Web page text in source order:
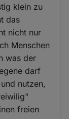
klein zu
das
nicht nur
Menschen
was der
darf
nutzen,
freien